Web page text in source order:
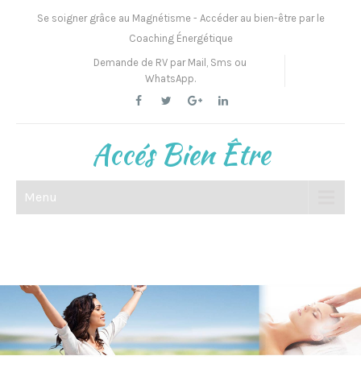
Se soigner grâce au Magnétisme - Accéder au bien-être par le
Coaching Énergétique
Demande de RV par Mail, Sms ou
WhatsApp.
Accés Bien Être
Menu